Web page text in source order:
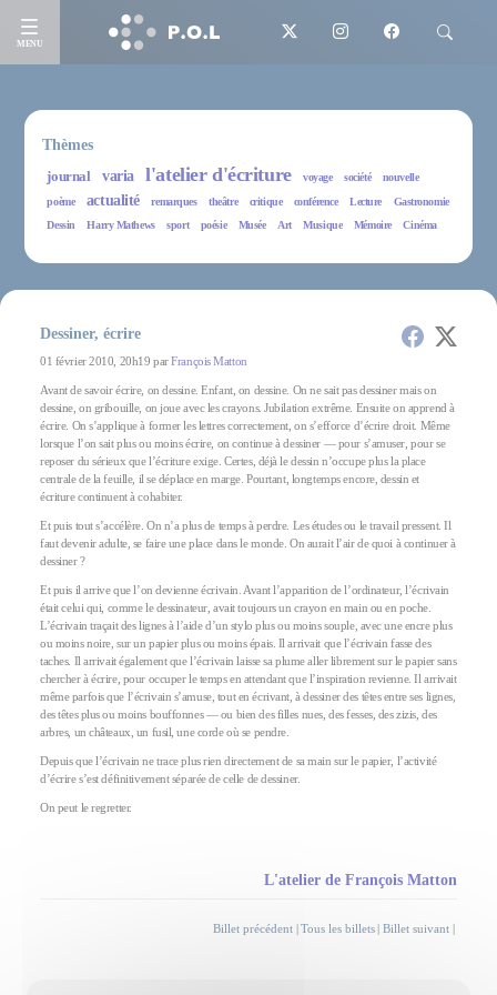
MENU
Thèmes
journal
varia l'atelier d'écriture voyage société
nouvelle
poème
actualité remarques theâtre critique conférence Lecture
Gastronomie
Dessin
Harry Mathews sport poésie Musée Art Musique Mémoire Cinéma
Dessiner, écrire
01 février 2010, 20h19 parFrançois Matton
Avant de savoir écrire, on dessine. Enfant, on dessine. On ne sait pas dessiner mais on
dessine, on gribouille, on joue avec les crayons. Jubilation extrême. Ensuite on apprend à
écrire. On s’applique à former les lettres correctement, on s’efforce d’écrire droit. Même
lorsque l’on sait plus ou moins écrire, on continue à dessiner — pour s’amuser, pour se
reposer du sérieux que l’écriture exige. Certes, déjà le dessin n’occupe plus la place
centrale de la feuille, il se déplace en marge. Pourtant, longtemps encore, dessin et
écriture continuent à cohabiter.
Et puis tout s’accélère. On n’a plus de temps à perdre. Les études ou le travail pressent. Il
faut devenir adulte, se faire une place dans le monde. On aurait l’air de quoi à continuer à
dessiner ?
Et puis il arrive que l’on devienne écrivain. Avant l’apparition de l’ordinateur, l’écrivain
était celui qui, comme le dessinateur, avait toujours un crayon en main ou en poche.
L’écrivain traçait des lignes à l’aide d’un stylo plus ou moins souple, avec une encre plus
ou moins noire, sur un papier plus ou moins épais. Il arrivait que l’écrivain fasse des
taches. Il arrivait également que l’écrivain laisse sa plume aller librement sur le papier sans
chercher à écrire, pour occuper le temps en attendant que l’inspiration revienne. Il arrivait
même parfois que l’écrivain s’amuse, tout en écrivant, à dessiner des têtes entre ses lignes,
des têtes plus ou moins bouffonnes — ou bien des filles nues, des fesses, des zizis, des
arbres, un châteaux, un fusil, une corde où se pendre.
Depuis que l’écrivain ne trace plus rien directement de sa main sur le papier, l’activité
d’écrire s’est définitivement séparée de celle de dessiner.
On peut le regretter.
L'atelier de François Matton
Billet précédent |Tous les billets | Billet suivant |